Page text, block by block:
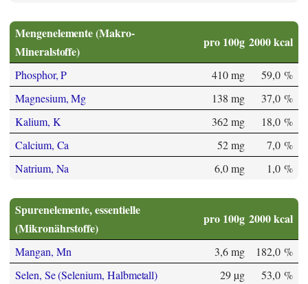
Mengenelemente (Makro-
Mineralstoffe)
pro 100g 2000 kcal
Phosphor, P 410 mg
59,0 %
Magnesium, Mg
138 mg
37,0 %
Kalium, K
362 mg
18,0 %
Calcium, Ca
52 mg
7,0 %
Natrium, Na
6,0 mg 1,0 %
Spurenelemente, essentielle
(Mikronährstoffe)
pro 100g 2000 kcal
Mangan, Mn 3,6 mg
182,0 %
Selen, Se (Selenium, Halbmetall)
29 µg 53,0 %